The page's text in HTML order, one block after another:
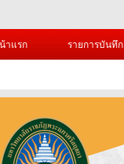
าแรก
รายการบันทึก